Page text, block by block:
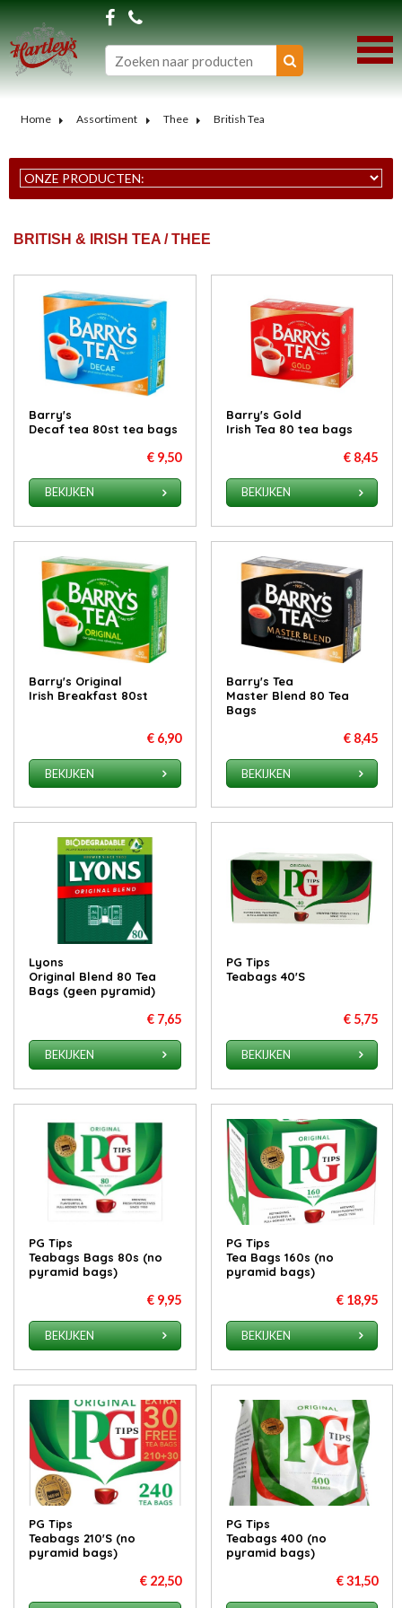
Home Assortiment Thee British Tea
BRITISH & IRISH TEA / THEE
Barry's
Decaf tea 80st tea bags
€ 9,50
BEKIJKEN
Barry's Gold
Irish Tea 80 tea bags
€ 8,45
BEKIJKEN
Barry's Original
Irish Breakfast 80st
€ 6,90
BEKIJKEN
Barry's Tea
Master Blend 80 Tea
Bags
€ 8,45
BEKIJKEN
Lyons
Original Blend 80 Tea
Bags (geen pyramid)
€ 7,65
BEKIJKEN
PG Tips
Teabags 40'S
€ 5,75
BEKIJKEN
PG Tips
Teabags Bags 80s (no
pyramid bags)
€ 9,95
BEKIJKEN
PG Tips
Tea Bags 160s (no
pyramid bags)
€ 18,95
BEKIJKEN
PG Tips
Teabags 210'S (no
pyramid bags)
€ 22,50
PG Tips
Teabags 400 (no
pyramid bags)
€ 31,50